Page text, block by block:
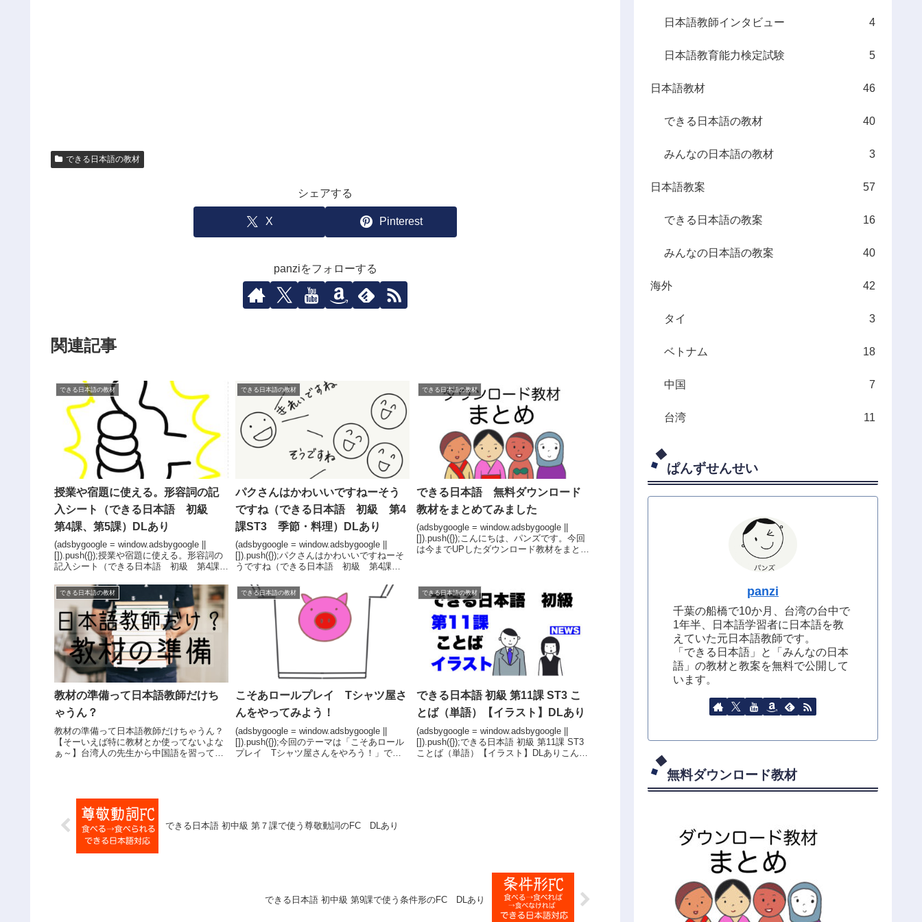
できる日本語の教材
シェアする
X Pinterest
panziをフォローする
関連記事
できる日本語の教材
授業や宿題に使える。形容詞の記
入シート（できる日本語 初級
第4課、第5課）DLあり
(adsbygoogle = window.adsbygoogle ||
[]).push({});授業や宿題に使える。形容詞の
記入シート（できる日本語 初級 第4課、
る。形容詞の記入シート」です。で...
できる日本語の教材
パクさんはかわいいですねーそう
ですね（できる日本語 初級 第4
課ST3 季節・料理）DLあり
(adsbygoogle = window.adsbygoogle ||
[]).push({});パクさんはかわいいですねーそ
うですね（できる日本語 初級 第4課
クさんはかわいいですねーそうですね」...
できる日本語の教材
できる日本語 無料ダウンロード
教材をまとめてみました
(adsbygoogle = window.adsbygoogle ||
[]).push({});こんにちは、パンズです。今回
は今までUPしたダウンロード教材をまとめ
できる日本語の教材
教材の準備って日本語教師だけち
ゃうん？
教材の準備って日本語教師だけちゃうん？
【そーいえば特に教材とか使ってないよな
ぁ～】台湾人の先生から中国語を習ってた
科書だけ。で...
できる日本語の教材
こそあロールプレイ Tシャツ屋さ
んをやってみよう！
(adsbygoogle = window.adsbygoogle ||
[]).push({});今回のテーマは「こそあロール
プレイ Tシャツ屋さんをやろう！」で
できる日本語の教材
できる日本語 初級 第11課 ST3 こ
とば（単語）【イラスト】DLあり
(adsbygoogle = window.adsbygoogle ||
[]).push({});できる日本語 初級 第11課 ST3
ことば（単語）【イラスト】DLありこんに
できる日本語 初中級 第７課で使う尊敬動詞のFC DLあり
できる日本語 初中級 第9課で使う条件形のFC DLあり
日本語教師インタビュー 4
日本語教育能力検定試験 5
日本語教材 46
できる日本語の教材 40
みんなの日本語の教材 3
日本語教案 57
できる日本語の教案 16
みんなの日本語の教案 40
海外 42
タイ 3
ベトナム 18
中国 7
台湾 11
ぱんずせんせい
panzi
千葉の船橋で10か月、台湾の台中で
1年半、日本語学習者に日本語を教
えていた元日本語教師です。
「できる日本語」と「みんなの日本
語」の教材と教案を無料で公開して
います。
無料ダウンロード教材